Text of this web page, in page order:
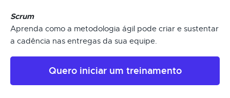
Scrum
Aprenda como a metodologia ágil pode criar e sustentar
a cadência nas entregas da sua equipe.
Quero iniciar um treinamento